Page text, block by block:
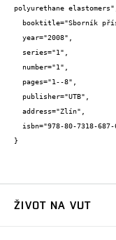
polyurethane elastomers",
}
ŽIVOT NA VUT